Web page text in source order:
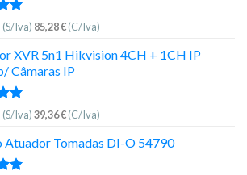
(S/Iva) 85,28€(C/Iva)
XVR 5n1 Hikvision 4CH + 1CH IP
Câmaras IP
(S/Iva)39,36€(C/Iva)
Atuador Tomadas DI-O 54790